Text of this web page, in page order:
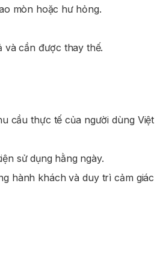
mòn hoặc hư hỏng.
và cần được thay thế.
cầu thực tế của người dùng Việt
sử dụng hằng ngày.
hành khách và duy trì cảm giác